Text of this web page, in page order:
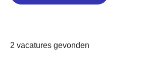
2 vacatures gevonden